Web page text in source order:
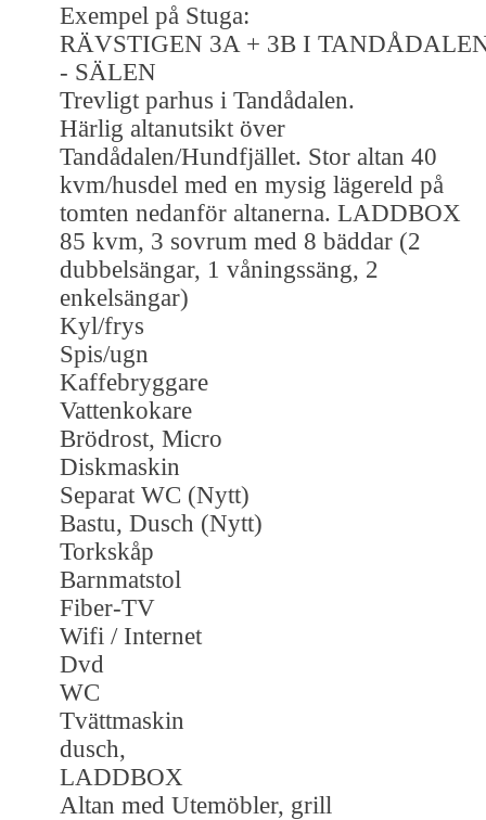
Exempel på Stuga:
RÄVSTIGEN 3A + 3B I
- SÄLEN
Trevligt parhus i Tandådalen.
Härlig altanutsikt över
Tandådalen/Hundfjället. Stor altan 40
kvm/husdel med en mysig lägereld på
tomten nedanför altanerna. LADDBOX
85 kvm, 3 sovrum med 8 bäddar (2
dubbelsängar, 1 våningssäng, 2
enkelsängar)
Kyl/frys
Spis/ugn
Kaffebryggare
Vattenkokare
Brödrost, Micro
Diskmaskin
Separat WC (Nytt)
Bastu, Dusch (Nytt)
Torkskåp
Barnmatstol
Fiber-TV
Wifi / Internet
Dvd
WC
Tvättmaskin
dusch,
LADDBOX
Altan med Utemöbler, grill